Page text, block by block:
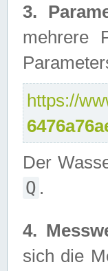
3.
mehrere
https://
Der
Q .
4.
sich die